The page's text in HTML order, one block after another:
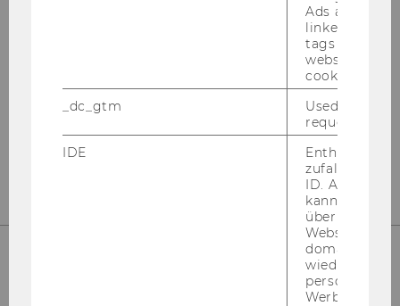
Ads accounts
linked, the
tags on the
website read
cookie.
_dc_gtm
Used to
request rate.
IDE
Enthält eine
ID. Anhand
kann Google
über
Websites
Werbung